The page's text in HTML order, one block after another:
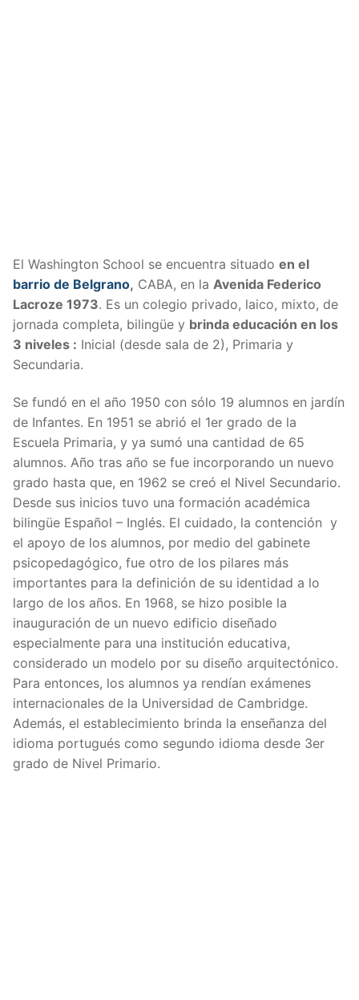
El Washington School se encuentra situado en el
barrio de Belgrano, CABA, en la Avenida Federico
Lacroze 1973. Es un colegio privado, laico, mixto, de
jornada completa, bilingüe y brinda educación en los
3 niveles : Inicial (desde sala de 2), Primaria y
Secundaria.
Se fundó en el año 1950 con sólo 19 alumnos en jardín
de Infantes. En 1951 se abrió el 1er grado de la
Escuela Primaria, y ya sumó una cantidad de 65
alumnos. Año tras año se fue incorporando un nuevo
grado hasta que, en 1962 se creó el Nivel Secundario.
Desde sus inicios tuvo una formación académica
bilingüe Español – Inglés. El cuidado, la contención y
el apoyo de los alumnos, por medio del gabinete
psicopedagógico, fue otro de los pilares más
importantes para la definición de su identidad a lo
largo de los años. En 1968, se hizo posible la
inauguración de un nuevo edificio diseñado
especialmente para una institución educativa,
considerado un modelo por su diseño arquitectónico.
Para entonces, los alumnos ya rendían exámenes
internacionales de la Universidad de Cambridge.
Además, el establecimiento brinda la enseñanza del
idioma portugués como segundo idioma desde 3er
grado de Nivel Primario.